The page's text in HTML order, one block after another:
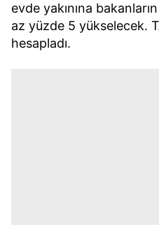
evde yakınına
az yüzde 5 yükselecek.
hesapladı.